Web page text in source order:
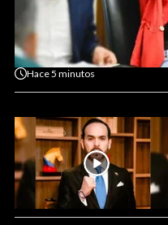
Hace5 minutos